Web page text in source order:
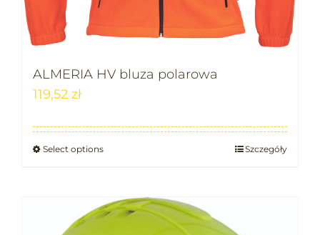
ALMERIA HV bluza polarowa
119,52 zł
Select options Szczegóły